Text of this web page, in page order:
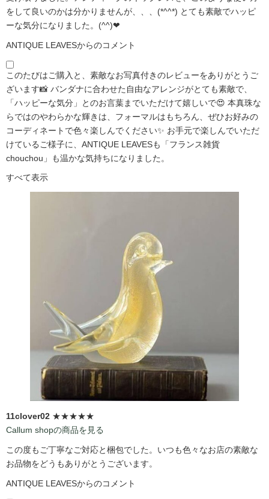
をして良いのかは分かりませんが、、、(*^^*) とても素敵でハッピ
ーな気分になりました。(^^)❤
ANTIQUE LEAVESからのコメント
このたびはご購入と、素敵なお写真付きのレビューをありがとうご
ざいます📸 バンダナに合わせた自由なアレンジがとても素敵で、
「ハッピーな気分」とのお言葉までいただけて嬉しいで😍 本真珠な
らではのやわらかな輝きは、フォーマルはもちろん、ぜひお好みの
コーディネートで色々楽しんでください✨ お手元で楽しんでいただ
けているご様子に、ANTIQUE LEAVESも「フランス雑貨
chouchou」も温かな気持ちになりました。
すべて表示
11clover02 ★★★★★
Callum shopの商品を見る
この度もご丁寧なご対応と梱包でした。いつも色々なお店の素敵な
お品物をどうもありがとうございます。
ANTIQUE LEAVESからのコメント